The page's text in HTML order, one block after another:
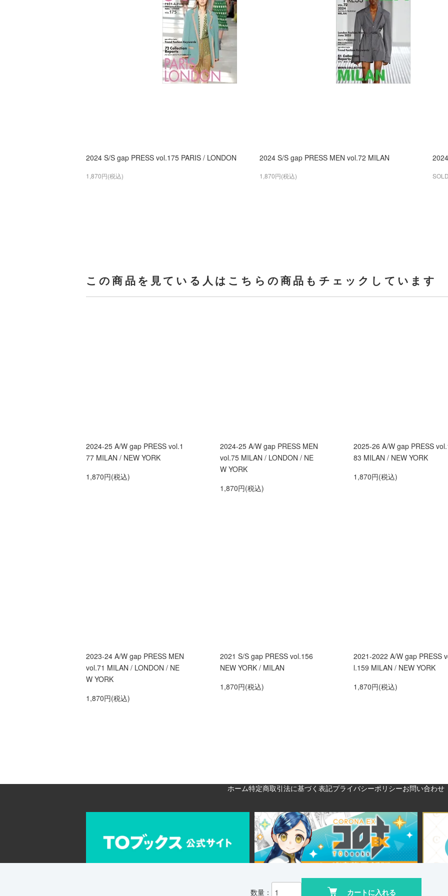
数量： カートに入れる
2024 S/S gap PRESS vol.175 PARIS / LONDON
1,870円(税込)
2024 S/S gap PRESS MEN vol.72 MILAN
1,870円(税込)
この商品を見ている人はこちらの商品もチェックしています
2024-25 A/W gap PRESS vol.1
77 MILAN / NEW YORK
1,870円(税込)
2024-25 A/W gap PRESS MEN
vol.75 MILAN / LONDON / NE
W YORK
1,870円(税込)
2025-26 A/W gap PRESS
83 MILAN / NEW YORK
1,870円(税込)
2023-24 A/W gap PRESS MEN
vol.71 MILAN / LONDON / NE
W YORK
1,870円(税込)
2021 S/S gap PRESS vol.156
NEW YORK / MILAN
1,870円(税込)
2021-2022 A/W gap PRESS
l.159 MILAN / NEW YORK
1,870円(税込)
ホーム特定商取引法に基づく表記プライバシーポリシーお問い合わせ